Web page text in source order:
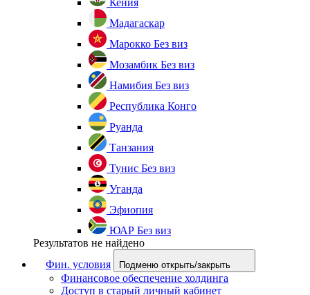
Кения
Мадагаскар
Марокко Без виз
Мозамбик Без виз
Намибия Без виз
Республика Конго
Руанда
Танзания
Тунис Без виз
Уганда
Эфиопия
ЮАР Без виз
Результатов не найдено
Фин. условия
Подменю открыть/закрыть
Финансовое обеспечение холдинга
Доступ в старый личный кабинет